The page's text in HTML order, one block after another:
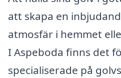
att skapa en
atmosfär i hemmet
I Aspeboda finns det
specialiserade på